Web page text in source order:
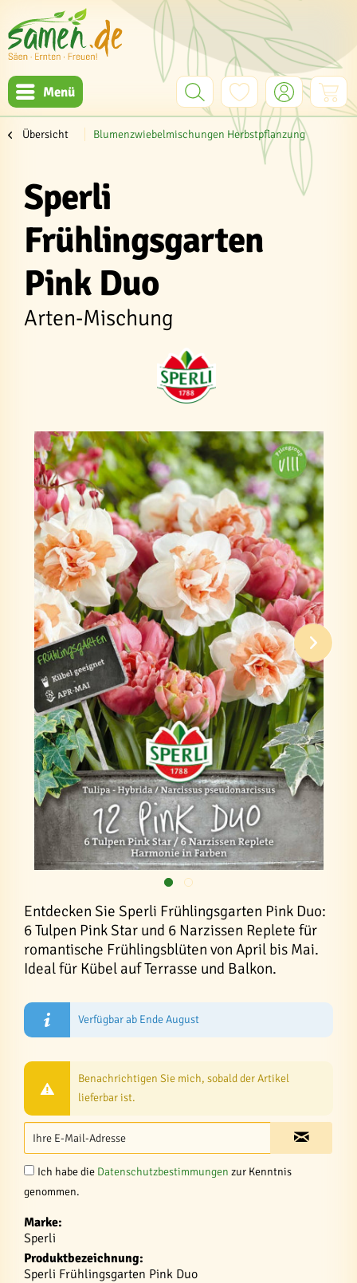
Menü
Übersicht Blumenzwiebelmischungen Herbstpflanzung
Sperli
Frühlingsgarten
Pink Duo
Arten-Mischung
Entdecken Sie Sperli Frühlingsgarten Pink Duo:
6 Tulpen Pink Star und 6 Narzissen Replete für
romantische Frühlingsblüten von April bis Mai.
Ideal für Kübel auf Terrasse und Balkon.
Verfügbar ab Ende August
Benachrichtigen Sie mich, sobald der Artikel
lieferbar ist.
Ich habe die Datenschutzbestimmungen zur Kenntnis
genommen.
Marke:
Sperli
Produktbezeichnung:
Sperli Frühlingsgarten Pink Duo